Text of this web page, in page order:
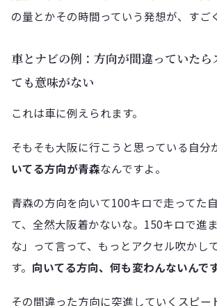
の量とかその時間っていう発想が、すご
車とナビの例：方向が間違っていたら
ても意味がない
これは車に例えられます。
そもそも大阪に行こうと思っている自分
いてる方向が青森なんですよ。
青森の方向を向いて100キロで走ってた
て、全然大阪着かないな。150キロで進
な」って言って、もっとアクセル吹かし
す。 向いてる方向、何も変わんないんで
その間違った方向に突進していくスピー